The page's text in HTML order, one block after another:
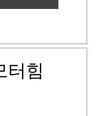
터힘